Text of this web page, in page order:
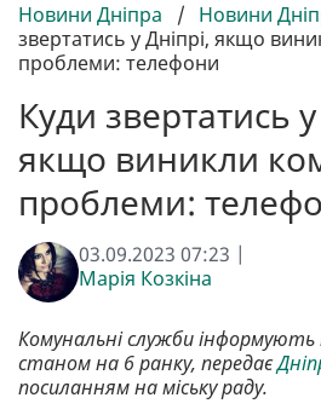
Новини Дніпра / Новини
звертатись у Дніпрі, якщо
проблеми: телефони
Куди звертатись у
якщо виникли
проблеми:
03.09.2023 07:23 |
Марія Козкіна
Комунальні служби інформують
станом на 6 ранку, передає
посиланням на міську раду.